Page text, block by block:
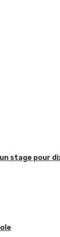
un stage pour